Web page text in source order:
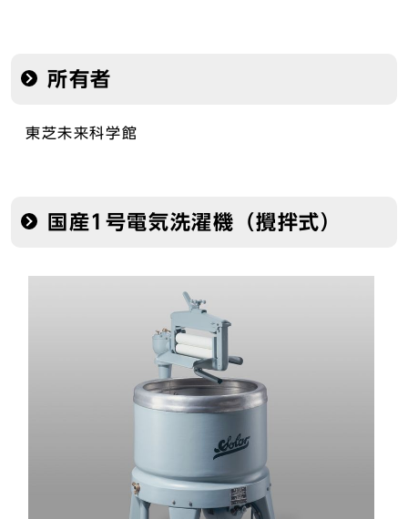
所有者
東芝未来科学館
国産1号電気洗濯機（攪拌式）